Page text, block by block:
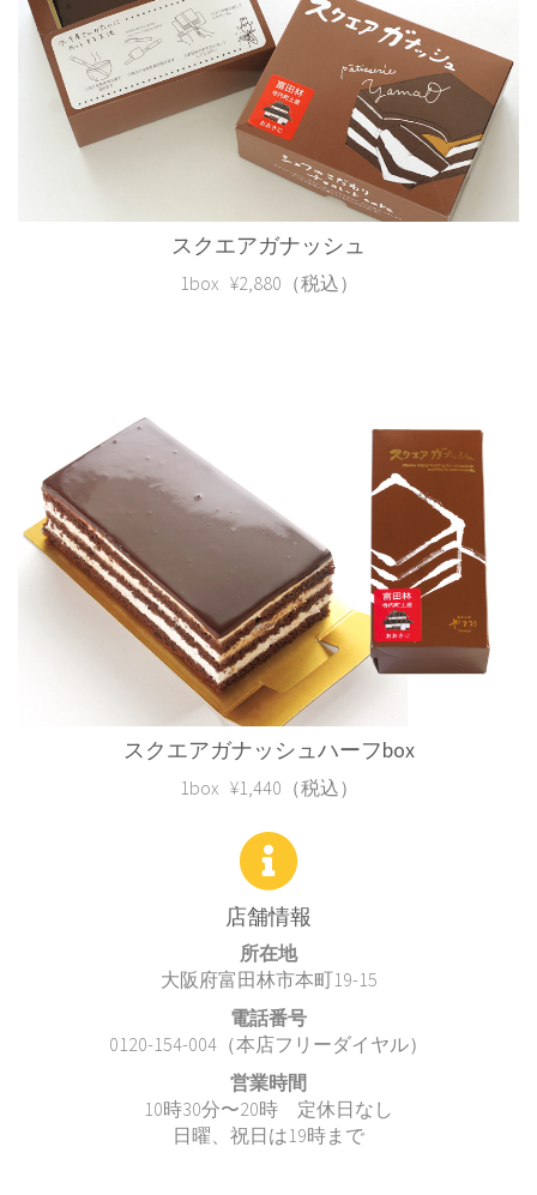
スクエアガナッシュ
1box ¥2,880（税込）
スクエアガナッシュハーフbox
1box ¥1,440（税込）
店舗情報
所在地
大阪府富田林市本町19-15
電話番号
0120-154-004 （本店フリーダイヤル）
営業時間
10時30分〜20時 定休日なし
日曜、祝日は19時まで